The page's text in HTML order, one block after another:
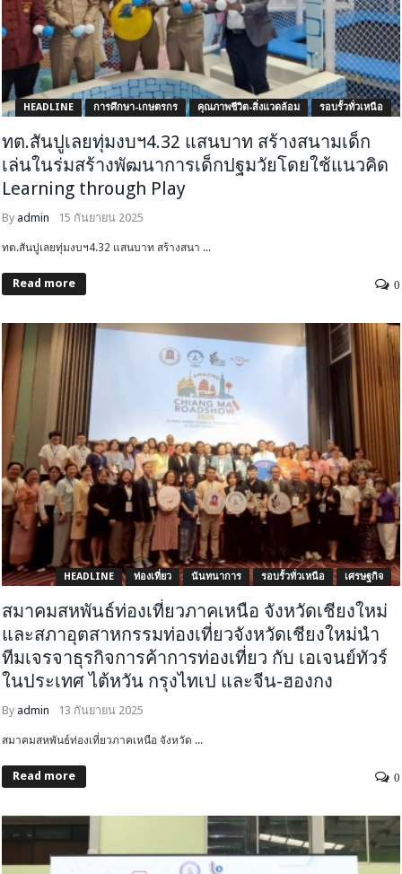
HEADLINE การศึกษา-เกษตรกร คุณภาพชีวิต-สิ่งแวดล้อม รอบรั้วทั่วเหนือ
ทต.สันปูเลยทุ่มงบฯ4.32 แสนบาท สร้างสนามเด็ก
เล่นในร่มสร้างพัฒนาการเด็กปฐมวัยโดยใช้แนวคิด
Learning through Play
By admin 15 กันยายน 2025
ทต.สันปูเลยทุ่มงบฯ4.32 แสนบาท สร้างสนา ...
Read more 0
HEADLINE ท่องเที่ยว นันทนาการ รอบรั้วทั่วเหนือ เศรษฐกิจ
สมาคมสหพันธ์ท่องเที่ยวภาคเหนือ จังหวัดเชียงใหม่
และสภาอุตสาหกรรมท่องเที่ยวจังหวัดเชียงใหม่นำ
ทีมเจรจาธุรกิจการค้าการท่องเที่ยว กับ เอเจนย์ทัวร์
ในประเทศ ไต้หวัน กรุงไทเป และจีน-ฮองกง
By admin 13 กันยายน 2025
สมาคมสหพันธ์ท่องเที่ยวภาคเหนือ จังหวัด ...
Read more 0